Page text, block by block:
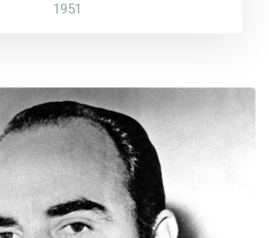
1951